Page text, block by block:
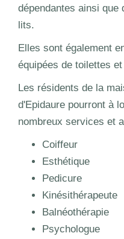
dépendantes ainsi que
lits.
Elles sont également
équipées de toilettes
Les résidents de la
d'Epidaure pourront à
nombreux services et
Coiffeur
Esthétique
Pedicure
Kinésithérapeute
Balnéothérapie
Psychologue